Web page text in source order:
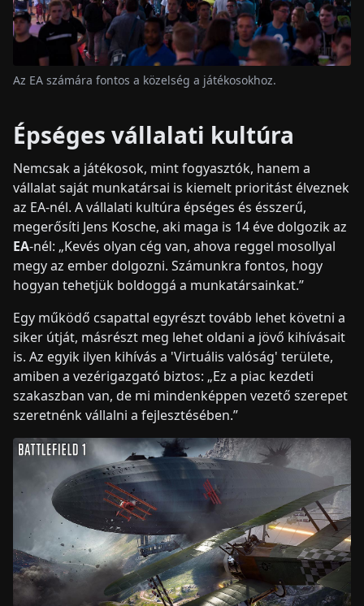
Az EA számára fontos a közelség a játékosokhoz.
Épséges vállalati kultúra
Nemcsak a játékosok, mint fogyasztók, hanem a
vállalat saját munkatársai is kiemelt prioritást élveznek
az EA-nél. A vállalati kultúra épséges és ésszerű,
megerősíti Jens Kosche, aki maga is 14 éve dolgozik az
EA-nél: „Kevés olyan cég van, ahova reggel mosollyal
megy az ember dolgozni. Számunkra fontos, hogy
hogyan tehetjük boldoggá a munkatársainkat.”
Egy működő csapattal egyrészt tovább lehet követni a
siker útját, másrészt meg lehet oldani a jövő kihívásait
is. Az egyik ilyen kihívás a 'Virtuális valóság' területe,
amiben a vezérigazgató biztos: „Ez a piac kezdeti
szakaszban van, de mi mindenképpen vezető szerepet
szeretnénk vállalni a fejlesztésében.”